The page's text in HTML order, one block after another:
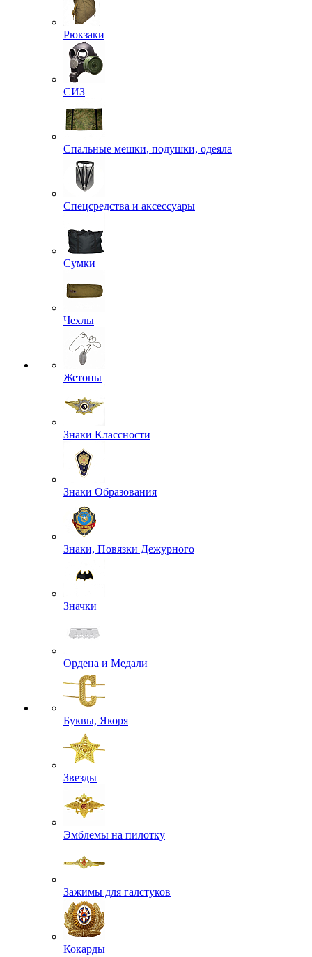
Рюкзаки
СИЗ
Спальные мешки, подушки, одеяла
Спецсредства и аксессуары
Сумки
Чехлы
Жетоны
Знаки Классности
Знаки Образования
Знаки, Повязки Дежурного
Значки
Ордена и Медали
Буквы, Якоря
Звезды
Эмблемы на пилотку
Зажимы для галстуков
Кокарды